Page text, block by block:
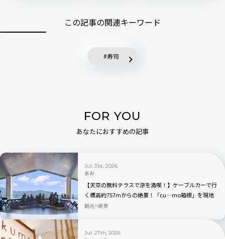
この記事の関連キーワード
寿司
FOR YOU
あなたにおすすめの記事
Jul. 31st, 2026
あお
【天空の無料テラスで涼を満喫！】ケーブルカーで行
く標高約757mからの絶景！「cu―mo箱根」を現地
レビュー
観光 絶景
Jul. 27th, 2026